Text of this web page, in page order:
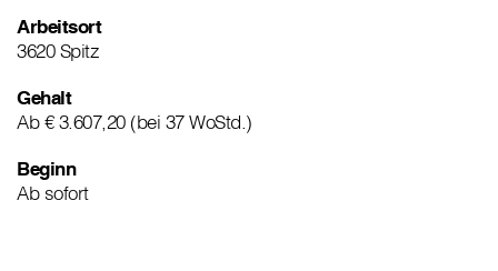
Arbeitsort
3620 Spitz
Gehalt
Ab € 3.607,20 (bei 37 WoStd.)
Beginn
Ab sofort